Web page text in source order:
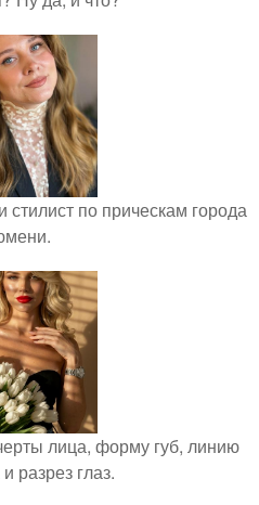
по прическам города
лица, форму губ, линию
разрез глаз.